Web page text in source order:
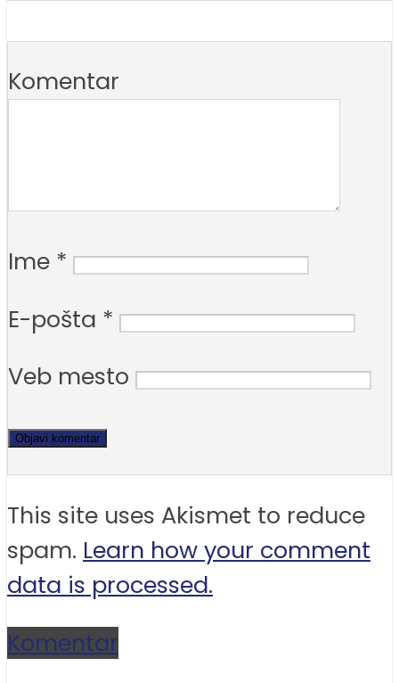
Komentar
Ime *
E-pošta *
Veb mesto
This site uses Akismet to reduce
spam. Learn how your comment
data is processed.
Komentar